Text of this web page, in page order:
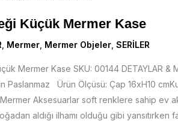
Küçük Mermer Kase
Mermer Mermer Objeler SERİLER
Mermer Kase SKU: 00144 DETAYLAR &
Paslanmaz Ürün Ölçüsü: Çap 16xH10
Aksesuarlar soft renklere sahip ev
aldığı ilhamı olduğu gibi yansıtırken